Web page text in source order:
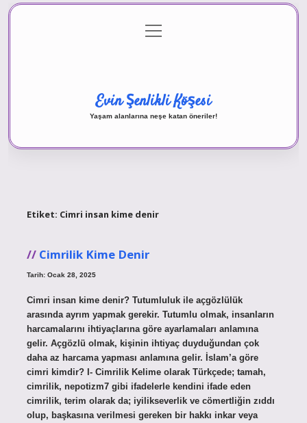
Gizlilik Politikası
menüyü
aç
Evin Şenlikli Köşesi
Yaşam alanlarına neşe katan öneriler!
Etiket: Cimri insan kime denir
Cimrilik Kime Denir
Tarih: Ocak 28, 2025
Cimri insan kime denir? Tutumluluk ile açgözlülük
arasında ayrım yapmak gerekir. Tutumlu olmak, insanların
harcamalarını ihtiyaçlarına göre ayarlamaları anlamına
gelir. Açgözlü olmak, kişinin ihtiyaç duyduğundan çok
daha az harcama yapması anlamına gelir. İslam’a göre
cimri kimdir? I- Cimrilik Kelime olarak Türkçede; tamah,
cimrilik, nepotizm7 gibi ifadelerle kendini ifade eden
cimrilik, terim olarak da; iyilikseverlik ve cömertliğin zıddı
olup, başkasına verilmesi gereken bir hakkı inkar veya